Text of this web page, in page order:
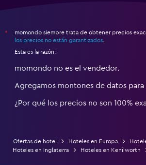
*
momondo siempre trata de obtener precios
los precios no están garantizados
Esta es la razón:
momondo no es el vendedor.
Agregamos montones de datos para
¿Por qué los precios no son 100%
Ofertas de hotel Hoteles en Europa
Hoteles en Inglaterra
Hoteles en Kenilworth